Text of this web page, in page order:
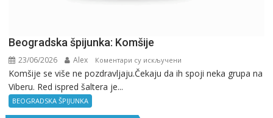
Beogradska špijunka: Komšije
23/06/2026 Alex Коментари су искључени
Beogradska
Komšije se više ne pozdravljaju.Čekaju da ih spoji neka grupa na
Viberu. Red ispred šaltera je...
BEOGRADSKA ŠPIJUNKA